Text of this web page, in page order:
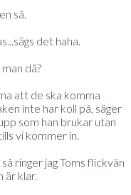
så.
det haha.
då?
att de ska komma
inte har koll på, säger
som han brukar utan
vi kommer in.
ringer jag Toms flickvän
är klar.